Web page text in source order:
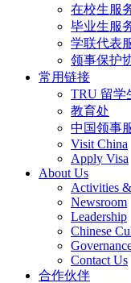
在校生服
毕业生服
学联代表
领事保护
常用链接
TRU 留学
教育处
中国领事
Visit China
Apply Visa
About Us
Activities
Newsroom
Leadership
Chinese
Contact Us
合作伙伴